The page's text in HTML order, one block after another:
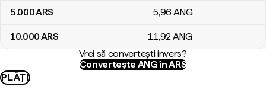
5.000ARS 5,96 ANG
10.000ARS 11,92ANG
Vrei să convertești invers?
Convertește ANG în ARS
PLĂȚI